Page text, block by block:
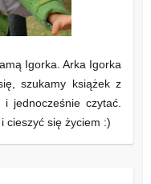
Igorka. Arka Igorka
szukamy książek z
jednocześnie czytać.
cieszyć się życiem :)